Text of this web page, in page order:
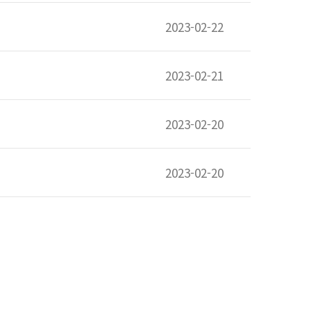
2023-02-22
2023-02-21
2023-02-20
2023-02-20